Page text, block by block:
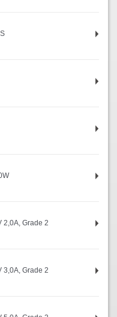
2,0A, Grade 2
3,0A, Grade 2